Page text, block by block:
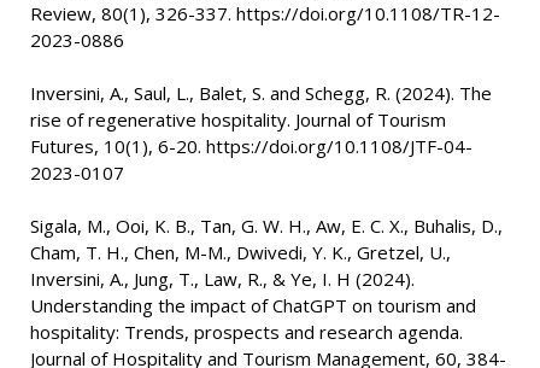
Review, 80(1), 326-337. https://doi.org/10.1108/TR-12-
2023-0886
Inversini, A., Saul, L., Balet, S. and Schegg, R. (2024). The
rise of regenerative hospitality. Journal of Tourism
Futures, 10(1), 6-20. https://doi.org/10.1108/JTF-04-
2023-0107
Sigala, M., Ooi, K. B., Tan, G. W. H., Aw, E. C. X., Buhalis, D.,
Cham, T. H., Chen, M-M., Dwivedi, Y. K., Gretzel, U.,
Inversini, A., Jung, T., Law, R., & Ye, I. H (2024).
Understanding the impact of ChatGPT on tourism and
hospitality: Trends, prospects and research agenda.
Journal of Hospitality and Tourism Management, 60, 384-